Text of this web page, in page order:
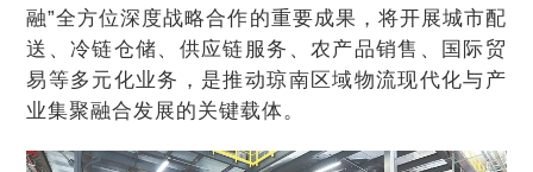
融”全方位深度战略合作的重要成果，将开展城市配
送、冷链仓储、供应链服务、农产品销售、国际贸
易等多元化业务，是推动琼南区域物流现代化与产
业集聚融合发展的关键载体。